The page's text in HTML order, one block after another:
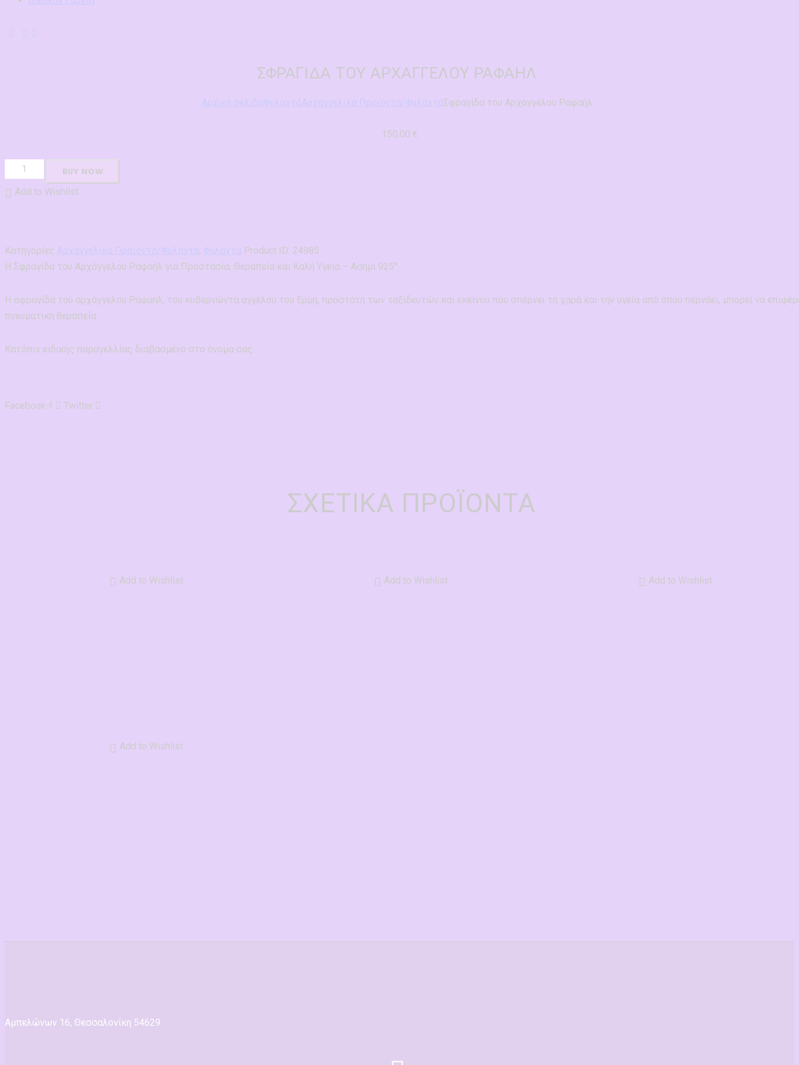
ΣΦΡΑΓΊΔΑ ΤΟΥ ΑΡΧΑΓΓΈΛΟΥ ΡΑΦΑΉΛ
Αρχική σελίδαΦυλαχτάΑρχαγγελικά Προϊόντα/ΦυλαχτάΣφραγίδα του Αρχαγγέλου Ραφαήλ
150,00 €
Σφραγίδα
του
Αρχαγγέλου
BUY NOW
Add to Wishlist
Κατηγορίες Αρχαγγελικά Προϊόντα/Φυλαχτά, Φυλαχτά Product ID: 24985
Η Σφραγίδα του Αρχάγγελου Ραφαήλ για Προστασία, Θεραπεία και Καλή Υγεία – Ασήμι 925°
Η σφραγίδα του αρχάγγελου Ραφαήλ, του κυβερνώντα αγγέλου του Ερμή, προστάτη των ταξιδευτών και εκείνου που σπέρνει τη χαρά και την υγεία από όπου περνάει, μπορεί να
πνευματική θεραπεία.
Κατόπιν ειδικής παραγελλίας διαβασμένο στο όνομα σας.
Facebook-f Twitter
ΣΧΕΤΙΚΆ ΠΡΟΪΌΝΤΑ
Αμπελώνων 16, Θεσσαλονίκη 54629